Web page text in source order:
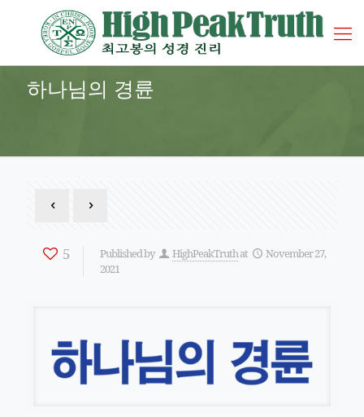
하나님의 경륜
5 Published by HighPeakTruthat
November 27,
2021